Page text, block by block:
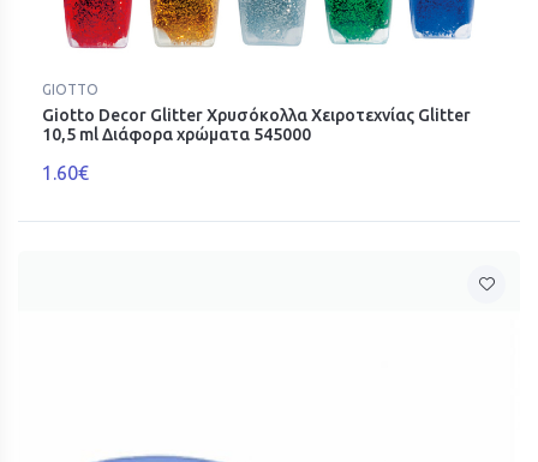
GIOTTO
Giotto Decor Glitter Χρυσόκολλα Χειροτεχνίας Glitter
10,5 ml Διάφορα χρώματα 545000
1.60€